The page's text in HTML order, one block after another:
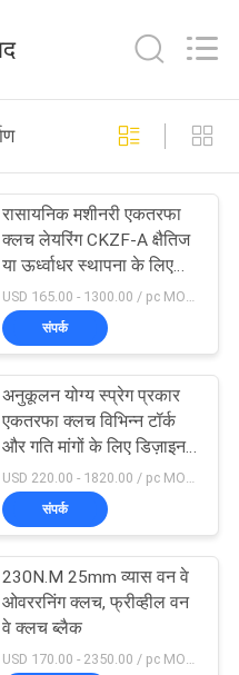
रासायनिक मशीनरी एकतरफा
क्लच लेयरिंग CKZF-A क्षैतिज
या ऊर्ध्वाधर स्थापना के लिए
उपयुक्त
USD 165.00 - 1300.00 / pc MOQ:1 pc
संपर्क
अनुकूलन योग्य स्प्रेग प्रकार
एकतरफा क्लच विभिन्न टॉर्क
और गति मांगों के लिए डिज़ाइन
किया गया
संपर्क
230N.M 25mm व्यास वन वे
ओवररनिंग क्लच, फ्रीव्हील वन
वे क्लच ब्लैक